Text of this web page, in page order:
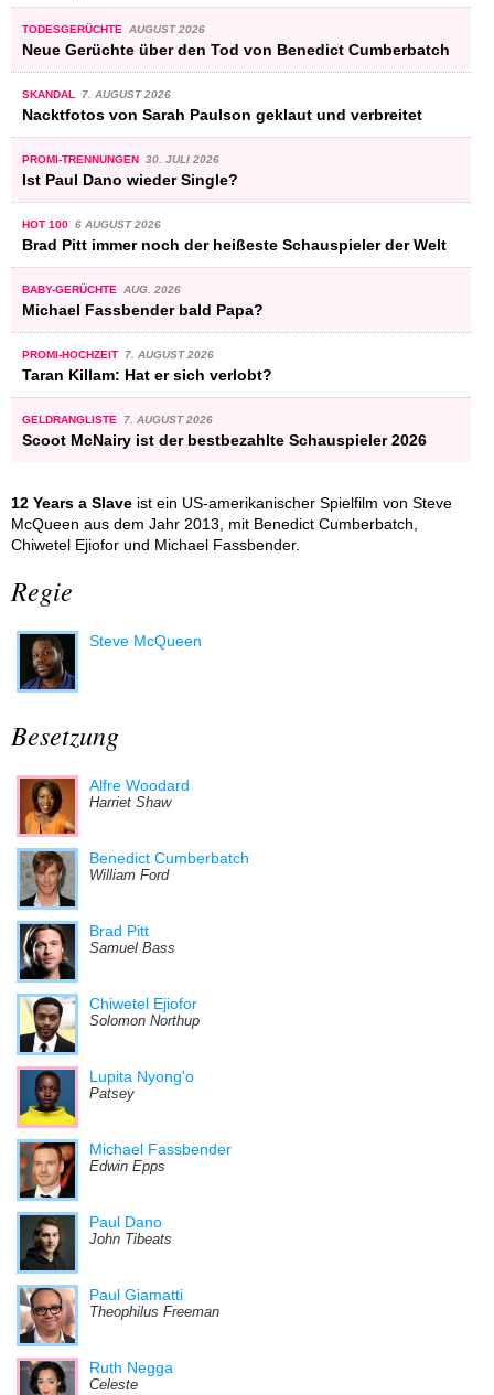
TODESGERÜCHTE AUGUST 2026
Neue Gerüchte über den Tod von Benedict Cumberbatch
SKANDAL 7. AUGUST 2026
Nacktfotos von Sarah Paulson geklaut und verbreitet
PROMI-TRENNUNGEN 30. JULI 2026
Ist Paul Dano wieder Single?
HOT 100 6 AUGUST 2026
Brad Pitt immer noch der heißeste Schauspieler der Welt
BABY-GERÜCHTE AUG. 2026
Michael Fassbender bald Papa?
PROMI-HOCHZEIT 7. AUGUST 2026
Taran Killam: Hat er sich verlobt?
GELDRANGLISTE 7. AUGUST 2026
Scoot McNairy ist der bestbezahlte Schauspieler 2026
12 Years a Slave ist ein US-amerikanischer Spielfilm von Steve
McQueen aus dem Jahr 2013, mit Benedict Cumberbatch,
Chiwetel Ejiofor und Michael Fassbender.
Regie
Steve McQueen
Besetzung
Alfre Woodard
Harriet Shaw
Benedict Cumberbatch
William Ford
Brad Pitt
Samuel Bass
Chiwetel Ejiofor
Solomon Northup
Lupita Nyong'o
Patsey
Michael Fassbender
Edwin Epps
Paul Dano
John Tibeats
Paul Giamatti
Theophilus Freeman
Ruth Negga
Celeste